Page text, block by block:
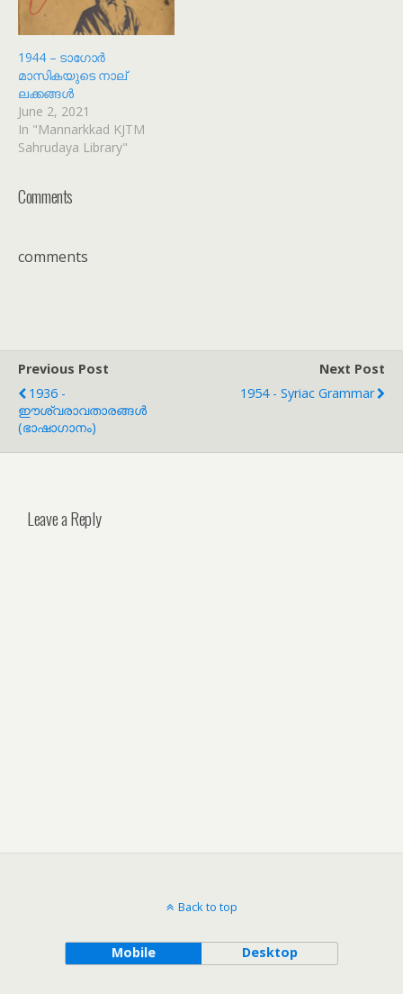
1944 – ടാഗോർ
മാസികയുടെ നാല്
ലക്കങ്ങൾ
June 2, 2021
In "Mannarkkad KJTM
Sahrudaya Library"
Comments
comments
Previous Post
1936 -
ഈശ്വരാവതാരങ്ങൾ
(ഭാഷാഗാനം)
Next Post
1954 - Syriac Grammar
Leave a Reply
Back to top
Mobile Desktop